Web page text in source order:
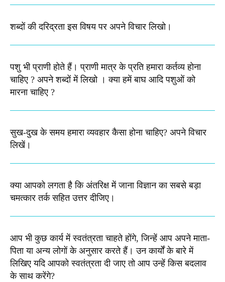
शब्दों की दरिद्रता इस विषय पर अपने विचार लिखो​।
पशु भी प्राणी होते हैं। प्राणी मात्र के प्रति हमारा कर्तव्य होना
चाहिए ? अपने शब्दों में लिखो । क्या हमें बाघ आदि पशुओं को
मारना चाहिए ?
सुख-दुख के समय हमारा व्यवहार कैसा होना चाहिए? अपने विचार
लिखें।
क्या आपको लगता है कि अंतरिक्ष में जाना विज्ञान का सबसे बड़ा
चमत्कार तर्क सहित उत्तर दीजिए।
आप भी कुछ कार्य में स्वतंत्रता चाहते होंगे, जिन्हें आप अपने माता-
पिता या अन्य लोगों के अनुसार करते हैं। उन कार्यों के बारे में
लिखिए यदि आपको स्वतंत्रता दी जाए तो आप उन्हें किस बदलाव
के साथ करेंगे?